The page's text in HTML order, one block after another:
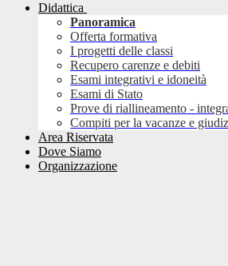
Didattica
Panoramica
Offerta formativa
I progetti delle classi
Recupero carenze e debiti
Esami integrativi e idoneità
Esami di Stato
Prove di riallineamento -
Compiti per la vacanze e
Area Riservata
Dove Siamo
Organizzazione